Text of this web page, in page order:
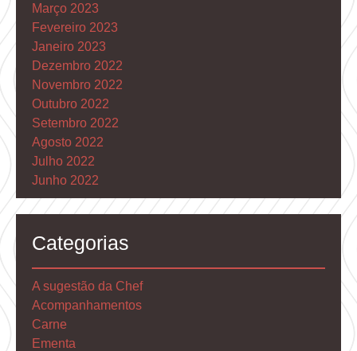
Março 2023
Fevereiro 2023
Janeiro 2023
Dezembro 2022
Novembro 2022
Outubro 2022
Setembro 2022
Agosto 2022
Julho 2022
Junho 2022
Categorias
A sugestão da Chef
Acompanhamentos
Carne
Ementa